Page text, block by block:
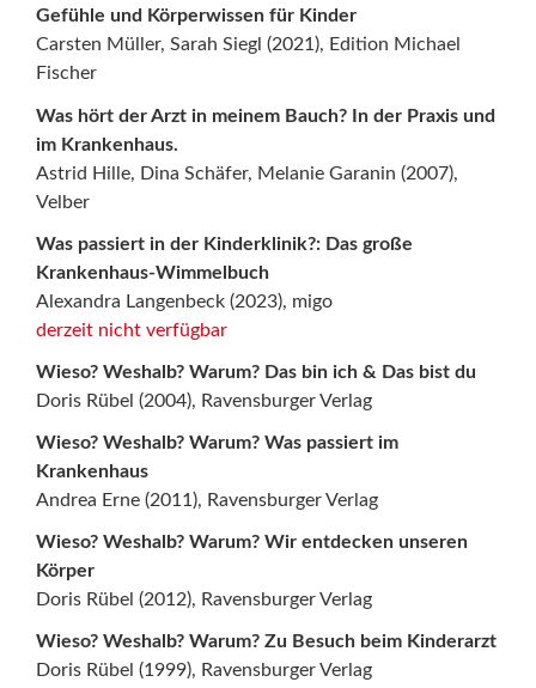
Gefühle und Körperwissen für Kinder
Carsten Müller, Sarah Siegl (2021), Edition Michael
Fischer
Was hört der Arzt in meinem Bauch? In der Praxis und
im Krankenhaus.
Astrid Hille, Dina Schäfer, Melanie Garanin (2007),
Velber
Was passiert in der Kinderklinik?: Das große
Krankenhaus-Wimmelbuch
Alexandra Langenbeck (2023), migo
derzeit nicht verfügbar
Wieso? Weshalb? Warum? Das bin ich & Das bist du
Doris Rübel (2004), Ravensburger Verlag
Wieso? Weshalb? Warum? Was passiert im
Krankenhaus
Andrea Erne (2011), Ravensburger Verlag
Wieso? Weshalb? Warum? Wir entdecken unseren
Körper
Doris Rübel (2012), Ravensburger Verlag
Wieso? Weshalb? Warum? Zu Besuch beim Kinderarzt
Doris Rübel (1999), Ravensburger Verlag